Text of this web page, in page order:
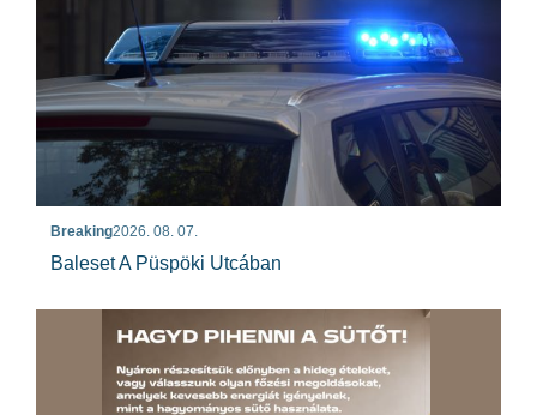
Breaking2026. 08. 07.
Baleset A Püspöki Utcában